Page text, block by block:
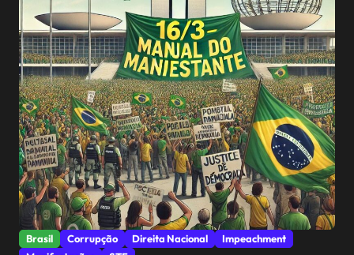
Brasil Corrupção Direita Nacional
Impeachment